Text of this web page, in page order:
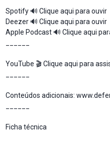
Spotify 🔊Clique aqui para ouvir
Deezer 🔊Clique aqui para ouvir
Apple Podcast 🔊Clique aqui
YouTube 🎬 Clique aqui para
Conteúdos adicionais:
Ficha técnica